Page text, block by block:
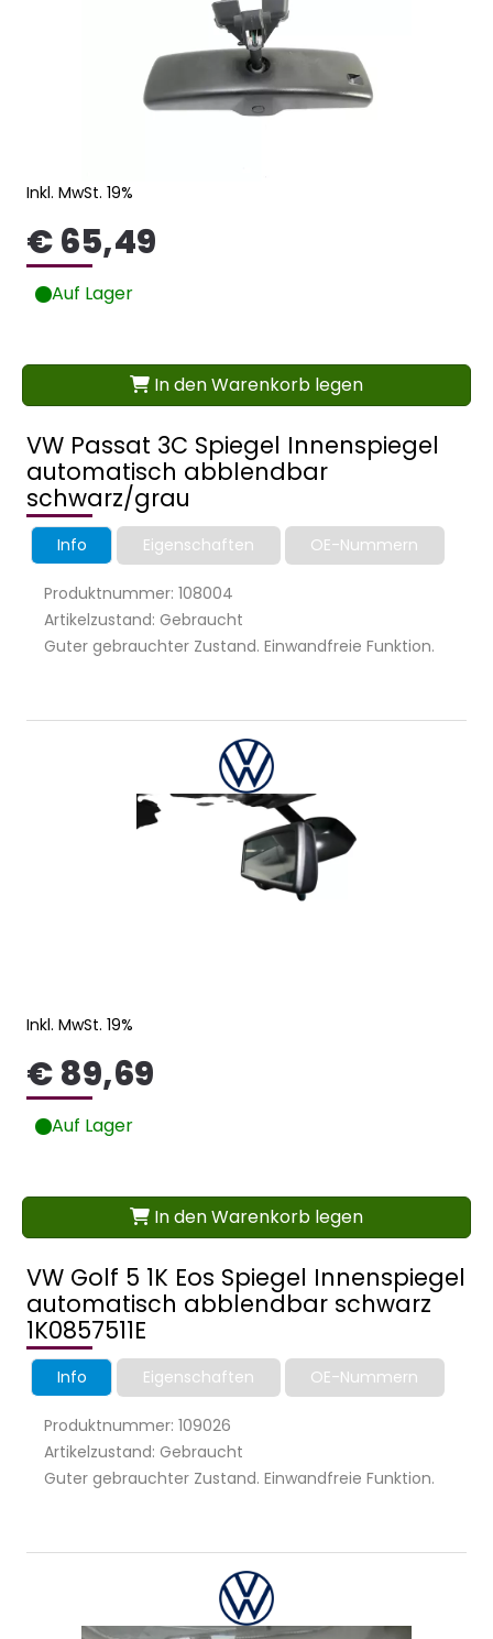
VW Passat 3C Spiegel Innenspiegel
automatisch abblendbar
schwarz/grau
Info Eigenschaften OE-Nummern
Produktnummer: 108004
Artikelzustand: Gebraucht
Guter gebrauchter Zustand. Einwandfreie Funktion.
Inkl. MwSt. 19%
€ 65,49
Auf Lager
In den Warenkorb legen
VW Golf 5 1K Eos Spiegel Innenspiegel
automatisch abblendbar schwarz
1K0857511E
Info Eigenschaften OE-Nummern
Produktnummer: 109026
Artikelzustand: Gebraucht
Guter gebrauchter Zustand. Einwandfreie Funktion.
Inkl. MwSt. 19%
€ 89,69
Auf Lager
In den Warenkorb legen